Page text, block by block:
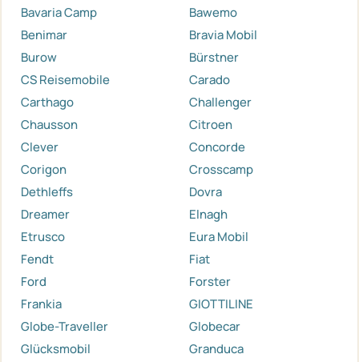
Bavaria Camp
Bawemo
Benimar
Bravia Mobil
Burow
Bürstner
CS Reisemobile
Carado
Carthago
Challenger
Chausson
Citroen
Clever
Concorde
Corigon
Crosscamp
Dethleffs
Dovra
Dreamer
Elnagh
Etrusco
Eura Mobil
Fendt
Fiat
Ford
Forster
Frankia
GIOTTILINE
Globe-Traveller
Globecar
Glücksmobil
Granduca